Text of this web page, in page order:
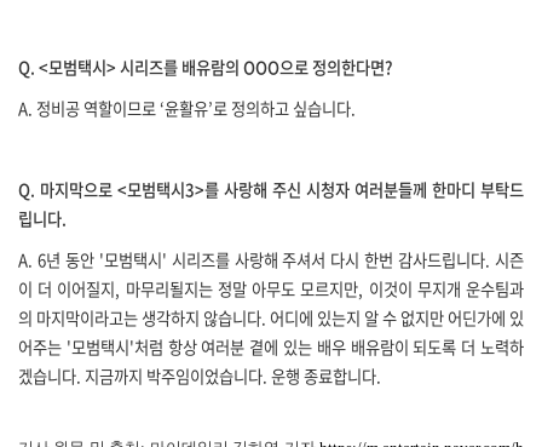
Q. <모범택시> 시리즈를 배유람의 OOO으로 정의한다면?
A. 정비공 역할이므로 ‘윤활유’로 정의하고 싶습니다.
Q. 마지막으로 <모범택시3>를 사랑해 주신 시청자 여러분들께 한마디 부탁드
립니다.
A. 6년 동안 '모범택시' 시리즈를 사랑해 주셔서 다시 한번 감사드립니다. 시즌
이 더 이어질지, 마무리될지는 정말 아무도 모르지만, 이것이 무지개 운수팀과
의 마지막이라고는 생각하지 않습니다. 어디에 있는지 알 수 없지만 어딘가에 있
어주는 '모범택시'처럼 항상 여러분 곁에 있는 배우 배유람이 되도록 더 노력하
겠습니다. 지금까지 박주임이었습니다. 운행 종료합니다.